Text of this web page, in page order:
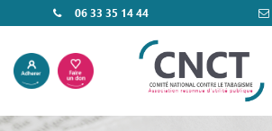
06 33 35 14 44